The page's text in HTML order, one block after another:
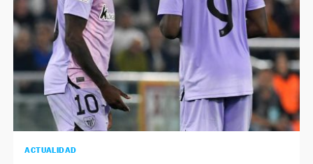
ACTUALIDAD